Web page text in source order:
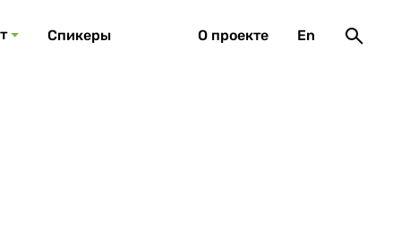
Спикеры О проекте En